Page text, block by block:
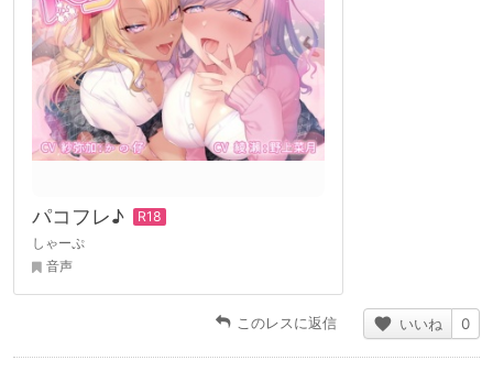
パコフレ♪
しゃーぷ
音声
このレスに返信 いいね 0